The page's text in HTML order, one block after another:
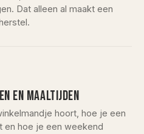
Dat alleen al maakt een
EN MAALTIJDEN
hoort, hoe je een
en hoe je een weekend